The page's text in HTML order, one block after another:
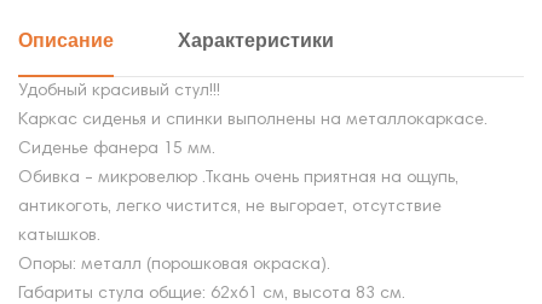
Описание Характеристики
Удобный красивый стул!!!
Каркас сиденья и спинки выполнены на металлокаркасе.
Сиденье фанера 15 мм.
Обивка - микровелюр .Ткань очень приятная на ощупь,
антикоготь, легко чистится, не выгорает, отсутствие
катышков.
Опоры: металл (порошковая окраска).
Габариты стула общие: 62х61 см, высота 83 см.